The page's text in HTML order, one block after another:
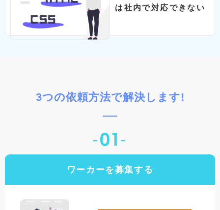
は社内で対応できない
3つの依頼⽅法で解決します!
ワーカーを募集する